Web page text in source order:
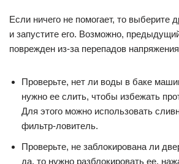
Если ничего не помогает, то выберите
и запустите его. Возможно,
поврежден из-за перепадов
Проверьте, нет ли воды в баке
нужно ее слить, чтобы избежать
Для этого можно использовать
фильтр-ловитель.
Проверьте, не заблокирована ли
да, то нужно разблокировать ее,